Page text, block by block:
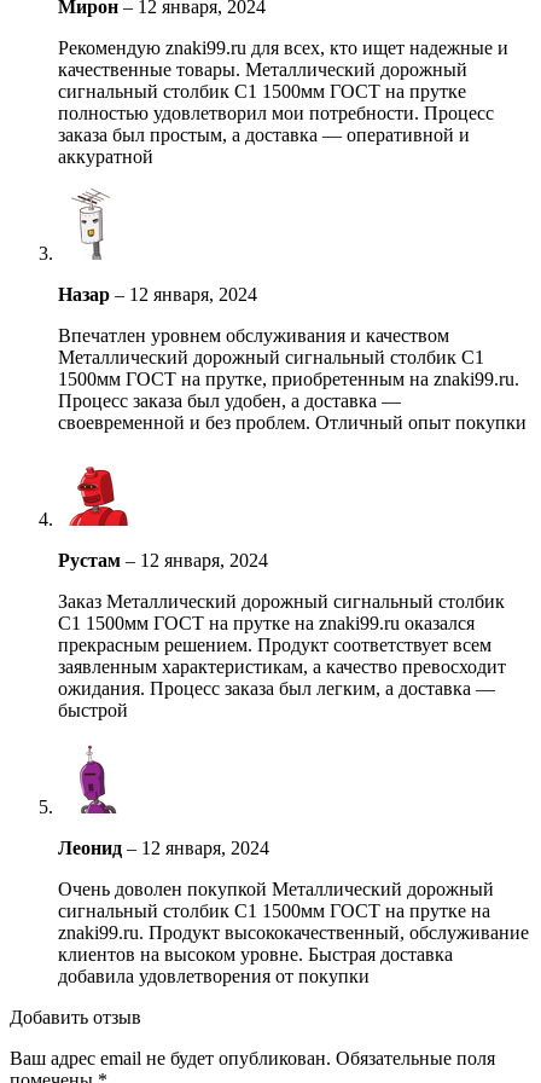
Мирон – 12 января, 2024
Рекомендую znaki99.ru для всех, кто ищет надежные и
качественные товары. Металлический дорожный
сигнальный столбик С1 1500мм ГОСТ на прутке
полностью удовлетворил мои потребности. Процесс
заказа был простым, а доставка — оперативной и
аккуратной
Назар – 12 января, 2024
Впечатлен уровнем обслуживания и качеством
Металлический дорожный сигнальный столбик С1
1500мм ГОСТ на прутке, приобретенным на znaki99.ru.
Процесс заказа был удобен, а доставка —
своевременной и без проблем. Отличный опыт покупки
Рустам – 12 января, 2024
Заказ Металлический дорожный сигнальный столбик
С1 1500мм ГОСТ на прутке на znaki99.ru оказался
прекрасным решением. Продукт соответствует всем
заявленным характеристикам, а качество превосходит
ожидания. Процесс заказа был легким, а доставка —
быстрой
Леонид – 12 января, 2024
Очень доволен покупкой Металлический дорожный
сигнальный столбик С1 1500мм ГОСТ на прутке на
znaki99.ru. Продукт высококачественный, обслуживание
клиентов на высоком уровне. Быстрая доставка
добавила удовлетворения от покупки
Добавить отзыв
Ваш адрес email не будет опубликован. Обязательные поля